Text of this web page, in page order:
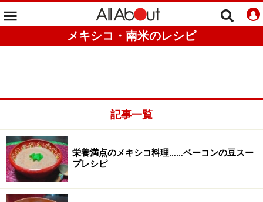
メキシコ・南米のレシピ
記事一覧
栄養満点のメキシコ料理……ベーコンの豆スー
プレシピ